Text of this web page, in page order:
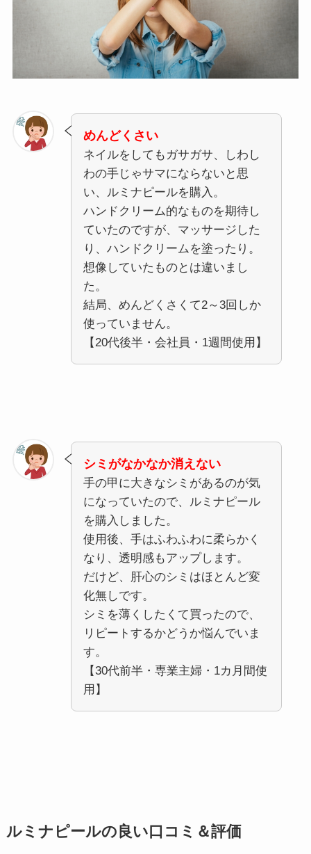
めんどくさい
ネイルをしてもガサガサ、しわし
わの手じゃサマにならないと思
い、ルミナピールを購入。
ハンドクリーム的なものを期待し
ていたのですが、マッサージした
り、ハンドクリームを塗ったり。
想像していたものとは違いまし
た。
結局、めんどくさくて2～3回しか
使っていません。
【20代後半・会社員・1週間使用】
シミがなかなか消えない
手の甲に大きなシミがあるのが気
になっていたので、ルミナピール
を購入しました。
使用後、手はふわふわに柔らかく
なり、透明感もアップします。
だけど、肝心のシミはほとんど変
化無しです。
シミを薄くしたくて買ったので、
リピートするかどうか悩んでいま
す。
【30代前半・専業主婦・1カ月間使
用】
ルミナピールの良い口コミ＆評価